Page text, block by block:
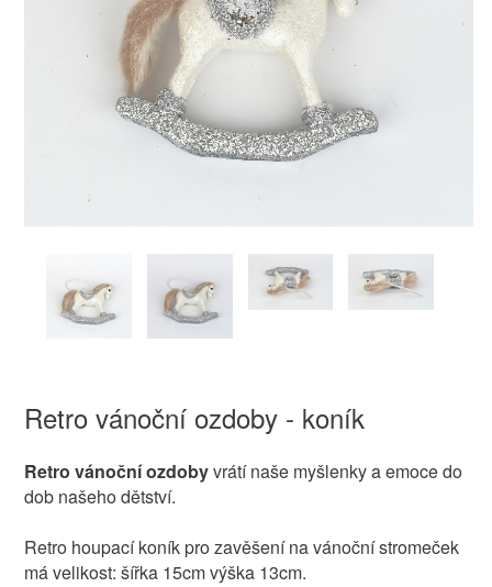
Retro vánoční ozdoby - koník
Retro vánoční ozdobyvrátí naše myšlenky a emoce do
dob našeho dětství.
Retro houpací koník pro zavěšení na vánoční stromeček
má velikost: šířka 15cm výška 13cm.